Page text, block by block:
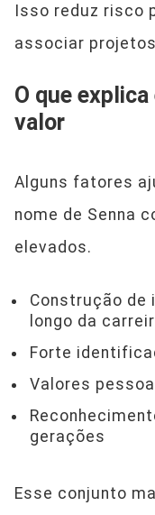
Isso reduz risco
associar
O que
valor
Alguns fatores
nome de Senna
elevados.
Construção de
longo da
Forte
Valores
gerações
Esse conjunto